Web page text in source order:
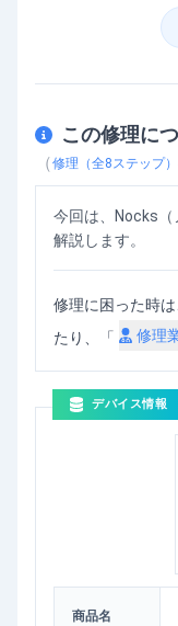
Nocks（ノック
この修理に
（修理（全8 ステップ
今回は、Nocks（
解説します。
修理に困った時は
たり、「
修理
デバイス情報
商品名